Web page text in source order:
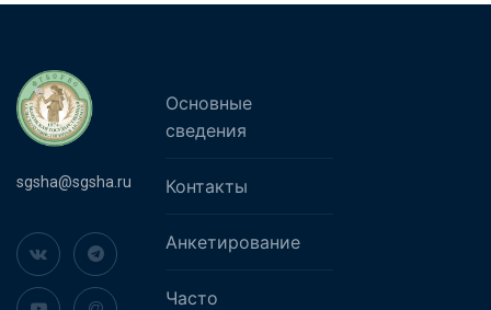
sgsha@sgsha.ru
Основные
сведения
Контакты
Анкетирование
Часто